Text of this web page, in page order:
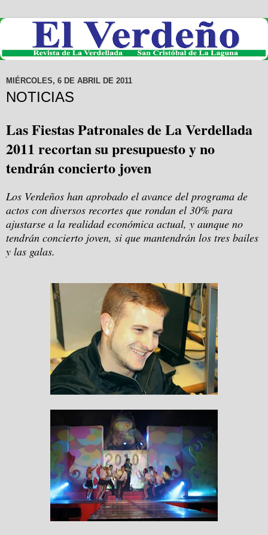
MIÉRCOLES, 6 DE ABRIL DE 2011
NOTICIAS
Las Fiestas Patronales de La Verdellada
2011 recortan su presupuesto y no
tendrán concierto joven
Los Verdeños han aprobado el avance del programa de
actos con diversos recortes que rondan el 30% para
ajustarse a la realidad económica actual, y aunque no
tendrán concierto joven, si que mantendrán los tres bailes
y las galas.